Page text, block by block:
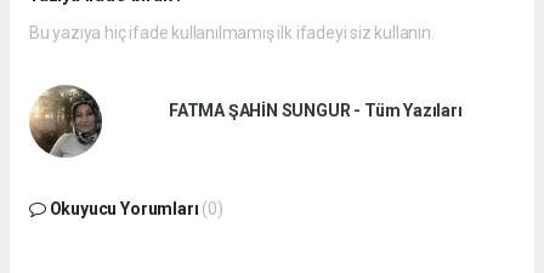
Bu yazıya hiç ifade kullanılmamış ilk ifadeyi siz kullanın.
FATMA ŞAHİN SUNGUR - Tüm Yazıları
Okuyucu Yorumları (0)